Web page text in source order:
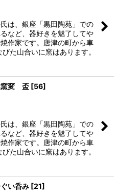
は、銀座「黒田陶苑」での
など、器好きを魅了してや
作家です。唐津の町から車
た山合いに窯はあります。
窯変 盃 [56]
は、銀座「黒田陶苑」での
など、器好きを魅了してや
作家です。唐津の町から車
た山合いに窯はあります。
い呑み [21]